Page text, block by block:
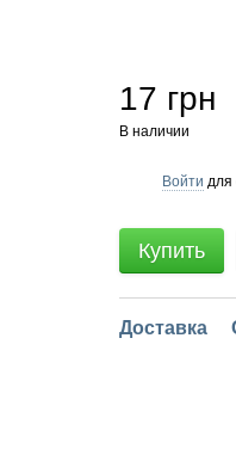
17 грн
В наличии
Войти для
Купить
Доставка